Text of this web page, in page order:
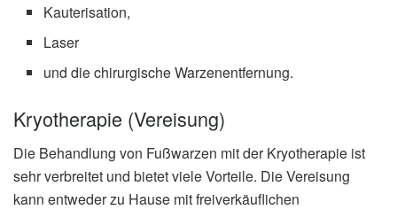
Kauterisation,
Laser
und die chirurgische Warzenentfernung.
Kryotherapie (Vereisung)
Die Behandlung von Fußwarzen mit der Kryotherapie ist
sehr verbreitet und bietet viele Vorteile. Die Vereisung
kann entweder zu Hause mit freiverkäuflichen